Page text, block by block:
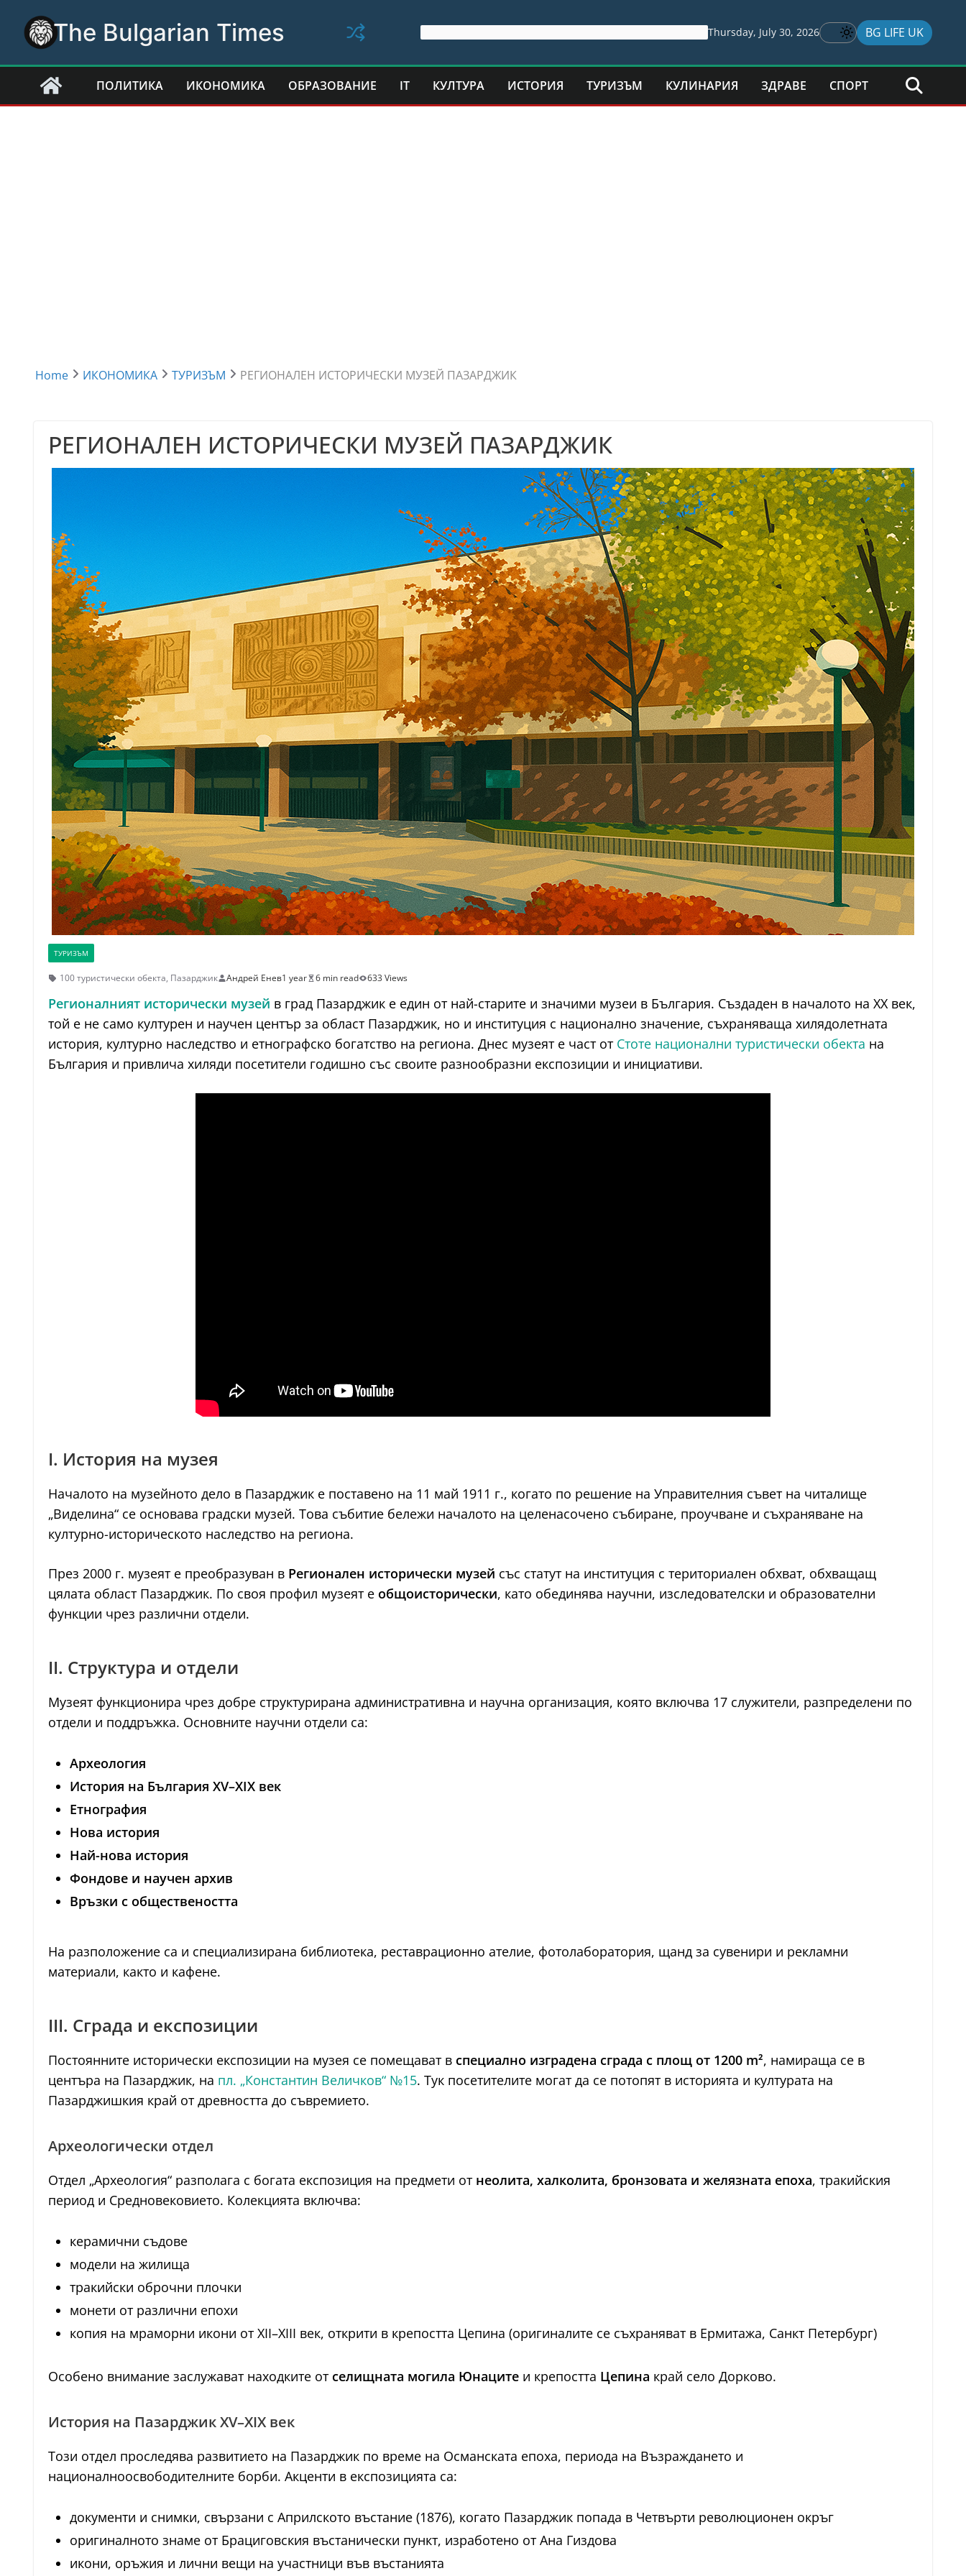
content
The Bulgarian Times Thursday, July 30, 2026 BG LIFE UK
ПОЛИТИКА ИКОНОМИКА ОБРАЗОВАНИЕ IT КУЛТУРА ИСТОРИЯ ТУРИЗЪМ КУЛИНАРИЯ ЗДРАВЕ СПОРТ
Home ИКОНОМИКА ТУРИЗЪМ РЕГИОНАЛЕН ИСТОРИЧЕСКИ МУЗЕЙ ПАЗАРДЖИК
РЕГИОНАЛЕН ИСТОРИЧЕСКИ МУЗЕЙ ПАЗАРДЖИК
ТУРИЗЪМ
100 туристически обекта, Пазарджик Андрей Енев1 year 6 min read 633 Views
Регионалният исторически музей в град Пазарджик е един от най-старите и значими музеи в България. Създаден в началото на XX век,
той е не само културен и научен център за област Пазарджик, но и институция с национално значение, съхраняваща хилядолетната
история, културно наследство и етнографско богатство на региона. Днес музеят е част от Стоте национални туристически обекта на
България и привлича хиляди посетители годишно със своите разнообразни експозиции и инициативи.
I. История на музея
Началото на музейното дело в Пазарджик е поставено на 11 май 1911 г., когато по решение на Управителния съвет на читалище
„Виделина“ се основава градски музей. Това събитие бележи началото на целенасочено събиране, проучване и съхраняване на
културно-историческото наследство на региона.
През 2000 г. музеят е преобразуван в Регионален исторически музей със статут на институция с териториален обхват, обхващащ
цялата област Пазарджик. По своя профил музеят е общоисторически, като обединява научни, изследователски и образователни
функции чрез различни отдели.
II. Структура и отдели
Музеят функционира чрез добре структурирана административна и научна организация, която включва 17 служители, разпределени по
отдели и поддръжка. Основните научни отдели са:
Археология
История на България XV–XIX век
Етнография
Нова история
Най-нова история
Фондове и научен архив
Връзки с обществеността
На разположение са и специализирана библиотека, реставрационно ателие, фотолаборатория, щанд за сувенири и рекламни
материали, както и кафене.
III. Сграда и експозиции
Постоянните исторически експозиции на музея се помещават в специално изградена сграда с площ от 1200 m², намираща се в
центъра на Пазарджик, на пл. „Константин Величков“ №15. Тук посетителите могат да се потопят в историята и културата на
Пазарджишкия край от древността до съвремието.
Археологически отдел
Отдел „Археология“ разполага с богата експозиция на предмети от неолита, халколита, бронзовата и желязната епоха, тракийския
период и Средновековието. Колекцията включва:
керамични съдове
модели на жилища
тракийски оброчни плочки
монети от различни епохи
копия на мраморни икони от XII–XIII век, открити в крепостта Цепина (оригиналите се съхраняват в Ермитажа, Санкт Петербург)
Особено внимание заслужават находките от селищната могила Юнаците и крепостта Цепина край село Дорково.
История на Пазарджик XV–XIX век
Този отдел проследява развитието на Пазарджик по време на Османската епоха, периода на Възраждането и
националноосвободителните борби. Акценти в експозицията са:
документи и снимки, свързани с Априлското въстание (1876), когато Пазарджик попада в Четвърти революционен окръг
оригиналното знаме от Брациговския въстанически пункт, изработено от Ана Гиздова
икони, оръжия и лични вещи на участници във въстанията